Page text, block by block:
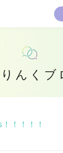
んくブ
！！！！